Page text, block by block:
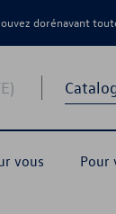
dorénavant
vous Pour